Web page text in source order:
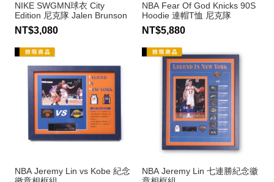
NIKE SWGMN球衣 City
Edition 尼克隊 Jalen Brunson
NT$3,080
NBA Fear Of God Knicks 90S
Hoodie 連帽T恤 尼克隊
NT$5,880
NBA Jeremy Lin vs Kobe 紀念
NBA Jeremy Lin 七連勝紀念徽